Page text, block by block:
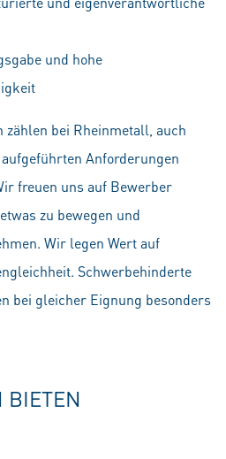
und hohe
bei Rheinmetall, auch
Anforderungen
freuen uns auf Bewerber
zu bewegen und
Wir legen Wert auf
Schwerbehinderte
bei gleicher Eignung besonders
BIETEN